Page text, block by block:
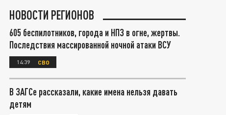
НОВОСТИ РЕГИОНОВ
605 беспилотников, города и НПЗ в огне, жертвы.
Последствия массированной ночной атаки ВСУ
14:39 СВО
В ЗАГСе рассказали, какие имена нельзя давать
детям